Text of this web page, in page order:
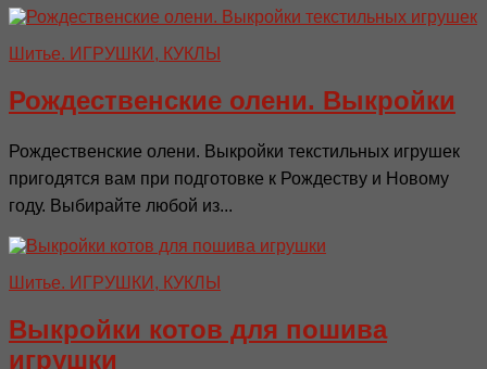
Шитье. ИГРУШКИ, КУКЛЫ
Рождественские олени. Выкройки
Рождественские олени. Выкройки текстильных игрушек
пригодятся вам при подготовке к Рождеству и Новому
году. Выбирайте любой из...
Шитье. ИГРУШКИ, КУКЛЫ
Выкройки котов для пошива
игрушки